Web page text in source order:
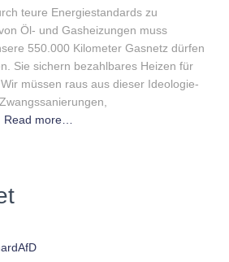
teure Energiestandards zu
Öl- und Gasheizungen muss
550.000 Kilometer Gasnetz dürfen
Sie sichern bezahlbares Heizen für
müssen raus aus dieser Ideologie-
Read more…